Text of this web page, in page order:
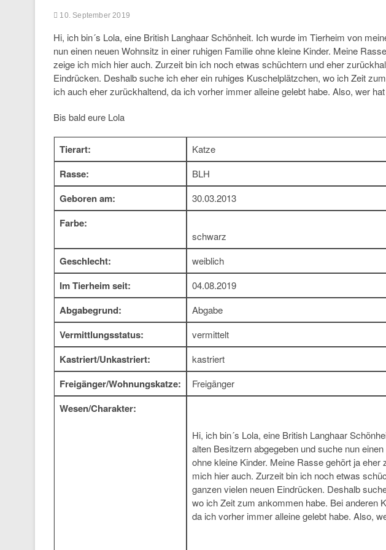
10. September 2019
Hi, ich bin´s Lola, eine British Langhaar Schönheit. Ich wurde im Tierheim von
nun einen neuen Wohnsitz in einer ruhigen Familie ohne kleine Kinder. Meine
zeige ich mich hier auch. Zurzeit bin ich noch etwas schüchtern und eher
Eindrücken. Deshalb suche ich eher ein ruhiges Kuschelplätzchen, wo ich Zeit
ich auch eher zurückhaltend, da ich vorher immer alleine gelebt habe. Also, wer
Bis bald eure Lola
Tierart: Katze
Rasse: BLH
Geboren am: 30.03.2013
Farbe:
schwarz
Geschlecht: weiblich
Im Tierheim seit: 04.08.2019
Abgabegrund: Abgabe
Vermittlungsstatus: vermittelt
Kastriert/Unkastriert: kastriert
Freigänger/Wohnungskatze: Freigänger
Wesen/Charakter:
Hi, ich bin´s Lola, eine British Langhaar
alten Besitzern abgegeben und suche nun
ohne kleine Kinder. Meine Rasse gehört ja
mich hier auch. Zurzeit bin ich noch etwas
ganzen vielen neuen Eindrücken. Deshalb
wo ich Zeit zum ankommen habe. Bei anderen
da ich vorher immer alleine gelebt habe. Also,